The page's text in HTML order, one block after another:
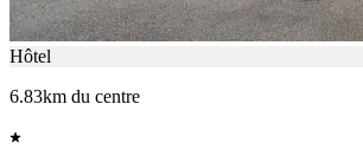
Hôtel
6.83km du centre